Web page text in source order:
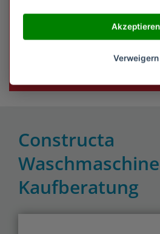
Sichere
&
Constructa Waschmaschine
Constructa
Waschmaschine
Kaufberatung
Akzeptieren
Verweigern